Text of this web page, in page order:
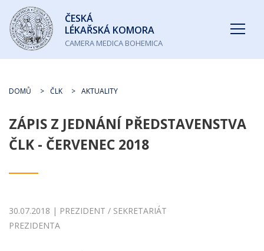
Česká
lékařská
komora
ČESKÁ
LÉKAŘSKÁ KOMORA
CAMERA MEDICA BOHEMICA
DOMŮ ČLK AKTUALITY
ZÁPIS Z JEDNÁNÍ PŘEDSTAVENSTVA
ČLK - ČERVENEC 2018
30.07.2018 | PREZIDENT / SEKRETARIÁT
PREZIDENTA